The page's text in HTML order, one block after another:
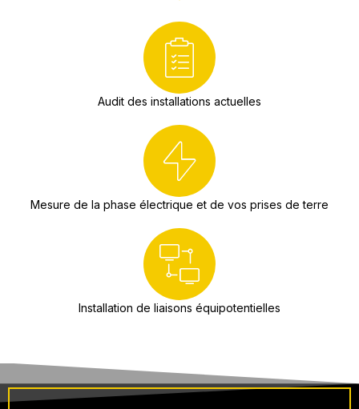
Audit des installations actuelles
Mesure de la phase électrique et de vos prises de terre
Installation de liaisons équipotentielles